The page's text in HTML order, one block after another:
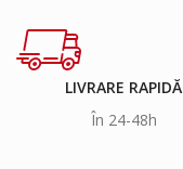
LIVRARE RAPIDĂ
În 24-48h